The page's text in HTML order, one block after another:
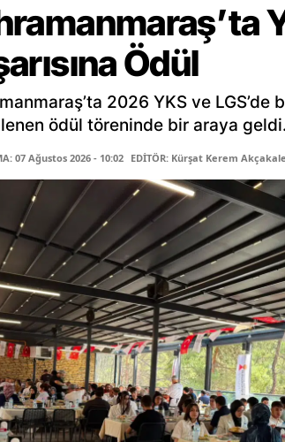
Ödül
2026 YKS ve LGS’de
ödül töreninde bir araya
07 Ağustos 2026 - 10:02 EDİTÖR: Kürşat Kerem Akçakale